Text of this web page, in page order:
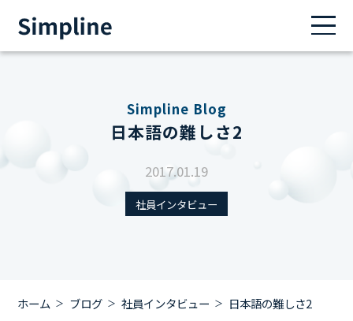
Simpline Blog
日本語の難しさ2
2017.01.19
社員インタビュー
ホーム ブログ 社員インタビュー 日本語の難しさ2